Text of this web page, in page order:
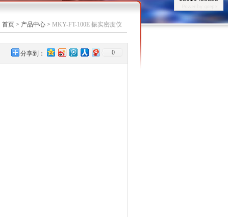
首页 > 产品中心 > MKY-FT-100E 振实密度仪
分享到： 0